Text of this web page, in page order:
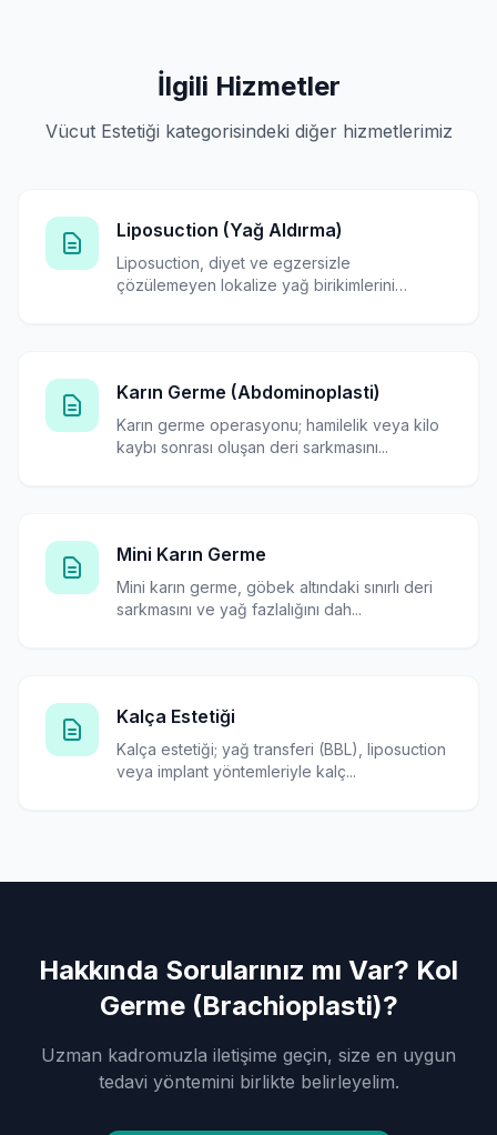
İlgili Hizmetler
Vücut Estetiği kategorisindeki diğer hizmetlerimiz
Liposuction (Yağ Aldırma)
Liposuction, diyet ve egzersizle
çözülemeyen lokalize yağ birikimlerini
Karın Germe (Abdominoplasti)
Karın germe operasyonu; hamilelik veya kilo
kaybı sonrası oluşan deri sarkmasını...
Mini Karın Germe
Mini karın germe, göbek altındaki sınırlı deri
sarkmasını ve yağ fazlalığını dah...
Kalça Estetiği
Kalça estetiği; yağ transferi (BBL), liposuction
veya implant yöntemleriyle kalç...
Hakkında Sorularınız mı Var? Kol
Germe (Brachioplasti)?
Uzman kadromuzla iletişime geçin, size en uygun
tedavi yöntemini birlikte belirleyelim.